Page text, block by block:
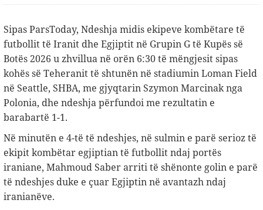
Sipas ParsToday, Ndeshja midis ekipeve kombëtare të
futbollit të Iranit dhe Egjiptit në Grupin G të Kupës së
Botës 2026 u zhvillua në orën 6:30 të mëngjesit sipas
kohës së Teheranit të shtunën në stadiumin Loman Field
në Seattle, SHBA, me gjyqtarin Szymon Marcinak nga
Polonia, dhe ndeshja përfundoi me rezultatin e
barabartë 1-1.
Në minutën e 4-të të ndeshjes, në sulmin e parë serioz të
ekipit kombëtar egjiptian të futbollit ndaj portës
iraniane, Mahmoud Saber arriti të shënonte golin e parë
të ndeshjes duke e çuar Egjiptin në avantazh ndaj
iranianëve.